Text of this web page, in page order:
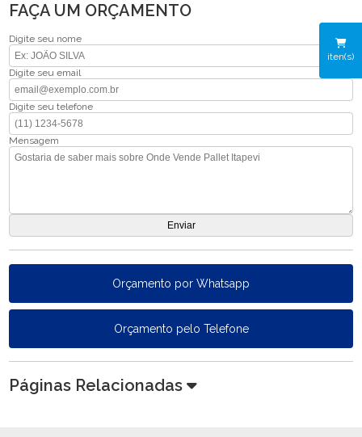
iten(s)
FAÇA UM ORÇAMENTO
Digite seu nome
Digite seu email
Digite seu telefone
Mensagem
Orçamento por Whatsapp
Orçamento pelo Telefone
Páginas Relacionadas